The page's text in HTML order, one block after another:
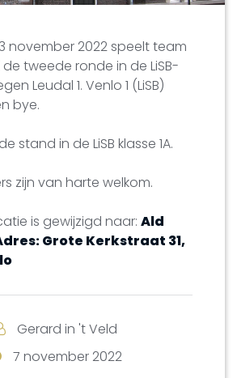
november 2022 speelt team
tweede ronde in de LiSB-
Leudal 1. Venlo 1 (LiSB)
bye.
stand in de LiSB klasse 1A.
zijn van harte welkom.
is gewijzigd naar: Ald
Grote Kerkstraat 31,
Gerard in 't Veld
7 november 2022